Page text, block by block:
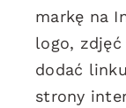
markę na
logo,
dodać
strony